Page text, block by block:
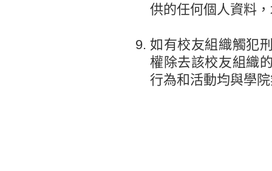
供的任何個人資料
如有校友組織觸犯
權除去該校友組織
行為和活動均與學